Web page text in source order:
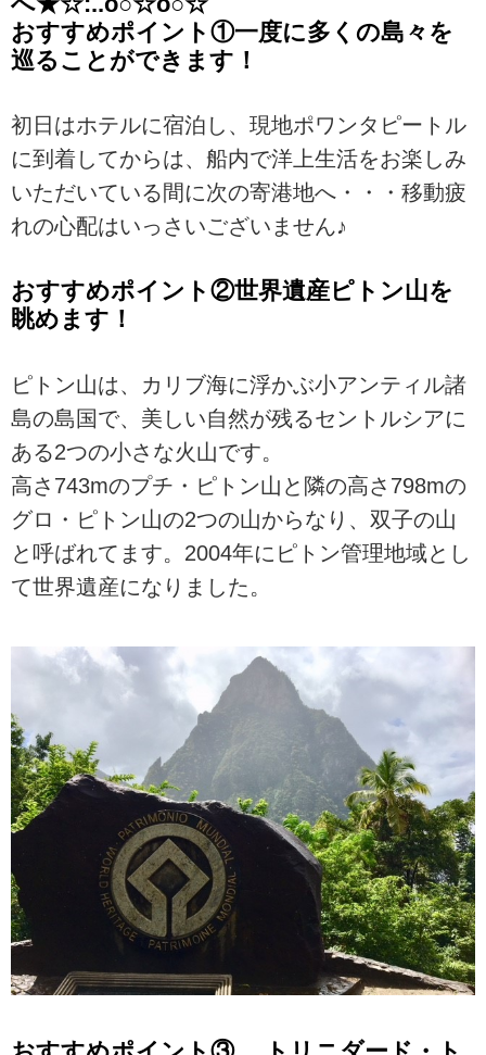
おすすめポイント①一度に多くの島々を
巡ることができます！
初日はホテルに宿泊し、現地ポワンタピートル
に到着してからは、船内で洋上生活をお楽しみ
いただいている間に次の寄港地へ・・・移動疲
れの心配はいっさいございません♪
おすすめポイント②世界遺産ピトン山を
眺めます！
ピトン山は、カリブ海に浮かぶ小アンティル諸
島の島国で、美しい自然が残るセントルシアに
ある2つの小さな火山です。
高さ743mのプチ・ピトン山と隣の高さ798mの
グロ・ピトン山の2つの山からなり、双子の山
と呼ばれてます。2004年にピトン管理地域とし
て世界遺産になりました。